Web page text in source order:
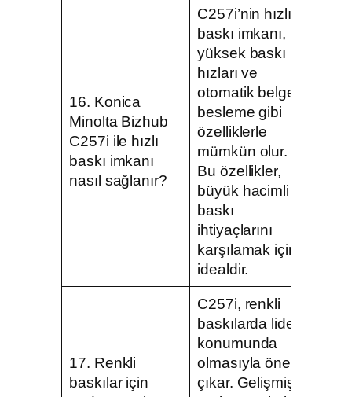
16. Konica
Minolta Bizhub
C257i ile hızlı
baskı imkanı
nasıl sağlanır?
C257i’nin hızlı
baskı imkanı,
yüksek baskı
hızları ve
otomatik belge
besleme gibi
özelliklerle
mümkün olur.
Bu özellikler,
büyük hacimli
baskı
ihtiyaçlarını
karşılamak için
idealdir.
17. Renkli
baskılar için
C257i, renkli
baskılarda lider
konumunda
olmasıyla öne
çıkar. Gelişmiş